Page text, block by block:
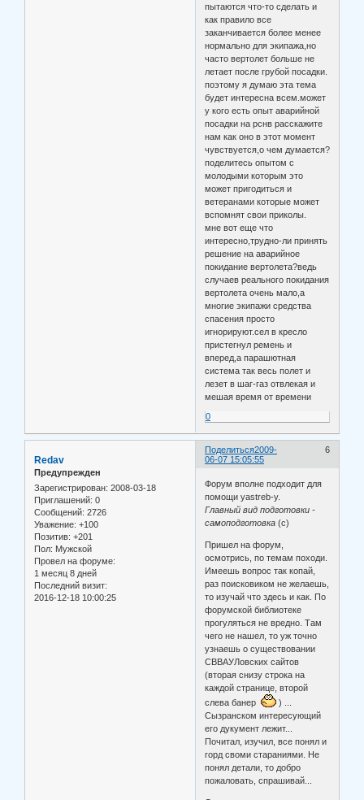
пытаются что-то сделать и
как правило все
заканчивается более менее
нормально для экипажа,но
часто вертолет больше не
летает после грубой посадки.
поэтому я думаю эта тема
будет интересна всем.может
у кого есть опыт аварийной
посадки на рснв расскажите
нам как оно в этот момент
чувствуется,о чем думается?
поделитесь опытом с
молодыми которым это
может пригодиться и
ветеранами которые может
вспомнят свои приколы.
мне вот еще что
интересно,трудно-ли принять
решение на аварийное
покидание вертолета?ведь
случаев реального покидания
вертолета очень мало,а
многие экипажи средства
спасения просто
игнорируют.сел в кресло
пристегнул ремень и
вперед,а парашютная
система так весь полет и
лезет в шаг-газ отвлекая и
мешая время от времени
0
Поделиться 6
2009-
06-07 15:05:55
Redav
Предупрежден
Зарегистрирован: 2008-03-18
Приглашений: 0
Сообщений: 2726
Уважение: +100
Позитив: +201
Пол: Мужской
Провел на форуме:
1 месяц 8 дней
Последний визит:
2016-12-18 10:00:25
Форум вполне подходит для
помощи yastreb-у.
Главный вид подготовки -
самоподготовка (с)
Пришел на форум,
осмотрись, по темам походи.
Имеешь вопрос так копай,
раз поисковиком не желаешь,
то изучай что здесь и как. По
форумской библиотеке
прогуляться не вредно. Там
чего не нашел, то уж точно
узнаешь о существовании
СВВАУЛовских сайтов
(вторая снизу строка на
каждой странице, второй
слева банер
) ...
Сызранском интересующий
его дукумент лежит...
Почитал, изучил, все понял и
горд своми стараниями. Не
понял детали, то добро
пожаловать, спрашивай...